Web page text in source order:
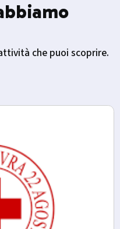
che puoi scoprire.